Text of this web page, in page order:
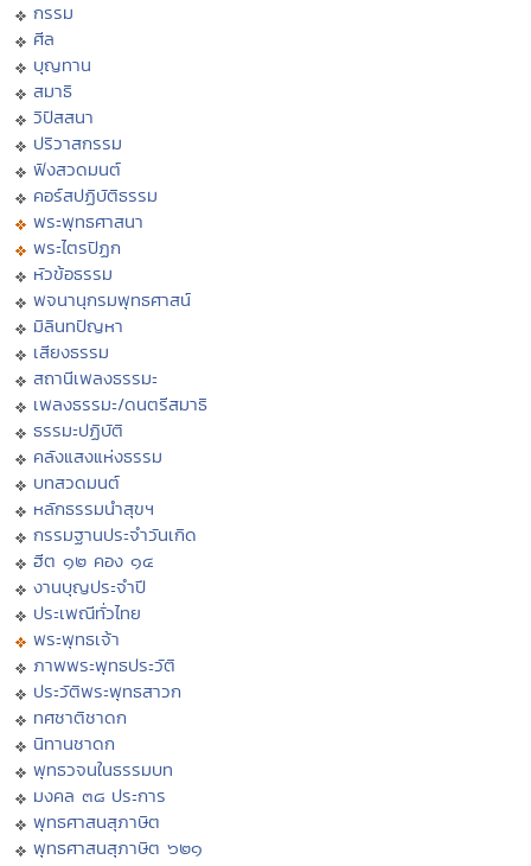
กรรม
ศีล
บุญทาน
สมาธิ
วิปัสสนา
ปริวาสกรรม
ฟังสวดมนต์
คอร์สปฏิบัติธรรม
พระพุทธศาสนา
พระไตรปิฏก
หัวข้อธรรม
พจนานุกรมพุทธศาสน์
มิลินทปัญหา
เสียงธรรม
สถานีเพลงธรรมะ
เพลงธรรมะ/ดนตรีสมาธิ
ธรรมะปฏิบัติ
คลังแสงแห่งธรรม
บทสวดมนต์
หลักธรรมนำสุขฯ
กรรมฐานประจำวันเกิด
ฮีต ๑๒ คอง ๑๔
งานบุญประจำปี
ประเพณีทั่วไทย
พระพุทธเจ้า
ภาพพระพุทธประวัติ
ประวัติพระพุทธสาวก
ทศชาติชาดก
นิทานชาดก
พุทธวจนในธรรมบท
มงคล ๓๘ ประการ
พุทธศาสนสุภาษิต
พุทธศาสนสุภาษิต ๖๒๑